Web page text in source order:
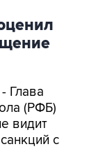
Глава
(РФБ)
видит
с